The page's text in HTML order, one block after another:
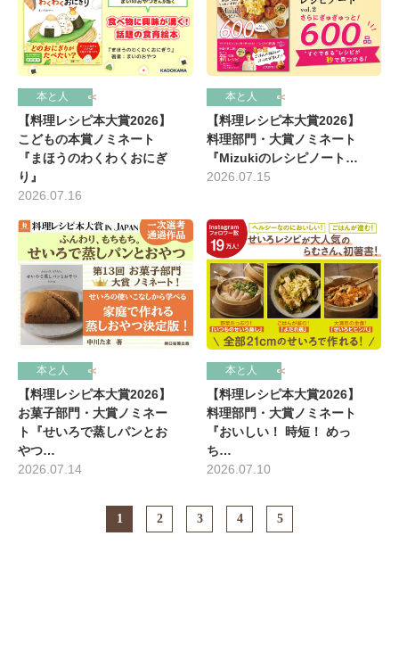
本と人
【料理レシピ本大賞2026】
こどもの本賞ノミネート
『まほうのわくわくおにぎ
り』
2026.07.16
本と人
【料理レシピ本大賞2026】
料理部門・大賞ノミネート
『Mizukiのレシピノート…
2026.07.15
本と人
【料理レシピ本大賞2026】
お菓子部門・大賞ノミネー
ト『せいろで蒸しパンとお
やつ…
2026.07.14
本と人
【料理レシピ本大賞2026】
料理部門・大賞ノミネート
『おいしい！ 時短！ めっ
ち…
2026.07.10
1 2 3 4 5